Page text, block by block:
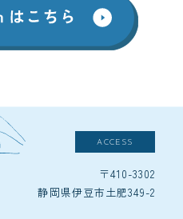
ACCESS
〒410-3302
静岡県伊豆市土肥349-2